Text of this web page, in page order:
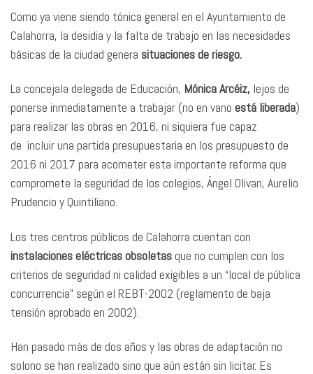
Como ya viene siendo tónica general en el Ayuntamiento de
Calahorra, la desidia y la falta de trabajo en las necesidades
básicas de la ciudad genera situaciones de riesgo.
La concejala delegada de Educación, Mónica Arcéiz, lejos de
ponerse inmediatamente a trabajar (no en vano está liberada)
para realizar las obras en 2016, ni siquiera fue capaz
de incluir una partida presupuestaria en los presupuesto de
2016 ni 2017 para acometer esta importante reforma que
compromete la seguridad de los colegios, Ángel Olivan, Aurelio
Prudencio y Quintiliano.
Los tres centros públicos de Calahorra cuentan con
instalaciones eléctricas obsoletasque no cumplen con los
criterios de seguridad ni calidad exigibles a un “local de pública
concurrencia” según el REBT-2002 (reglamento de baja
tensión aprobado en 2002).
Han pasado más de dos años y las obras de adaptación no
solono se han realizado sino que aún están sin licitar. Es